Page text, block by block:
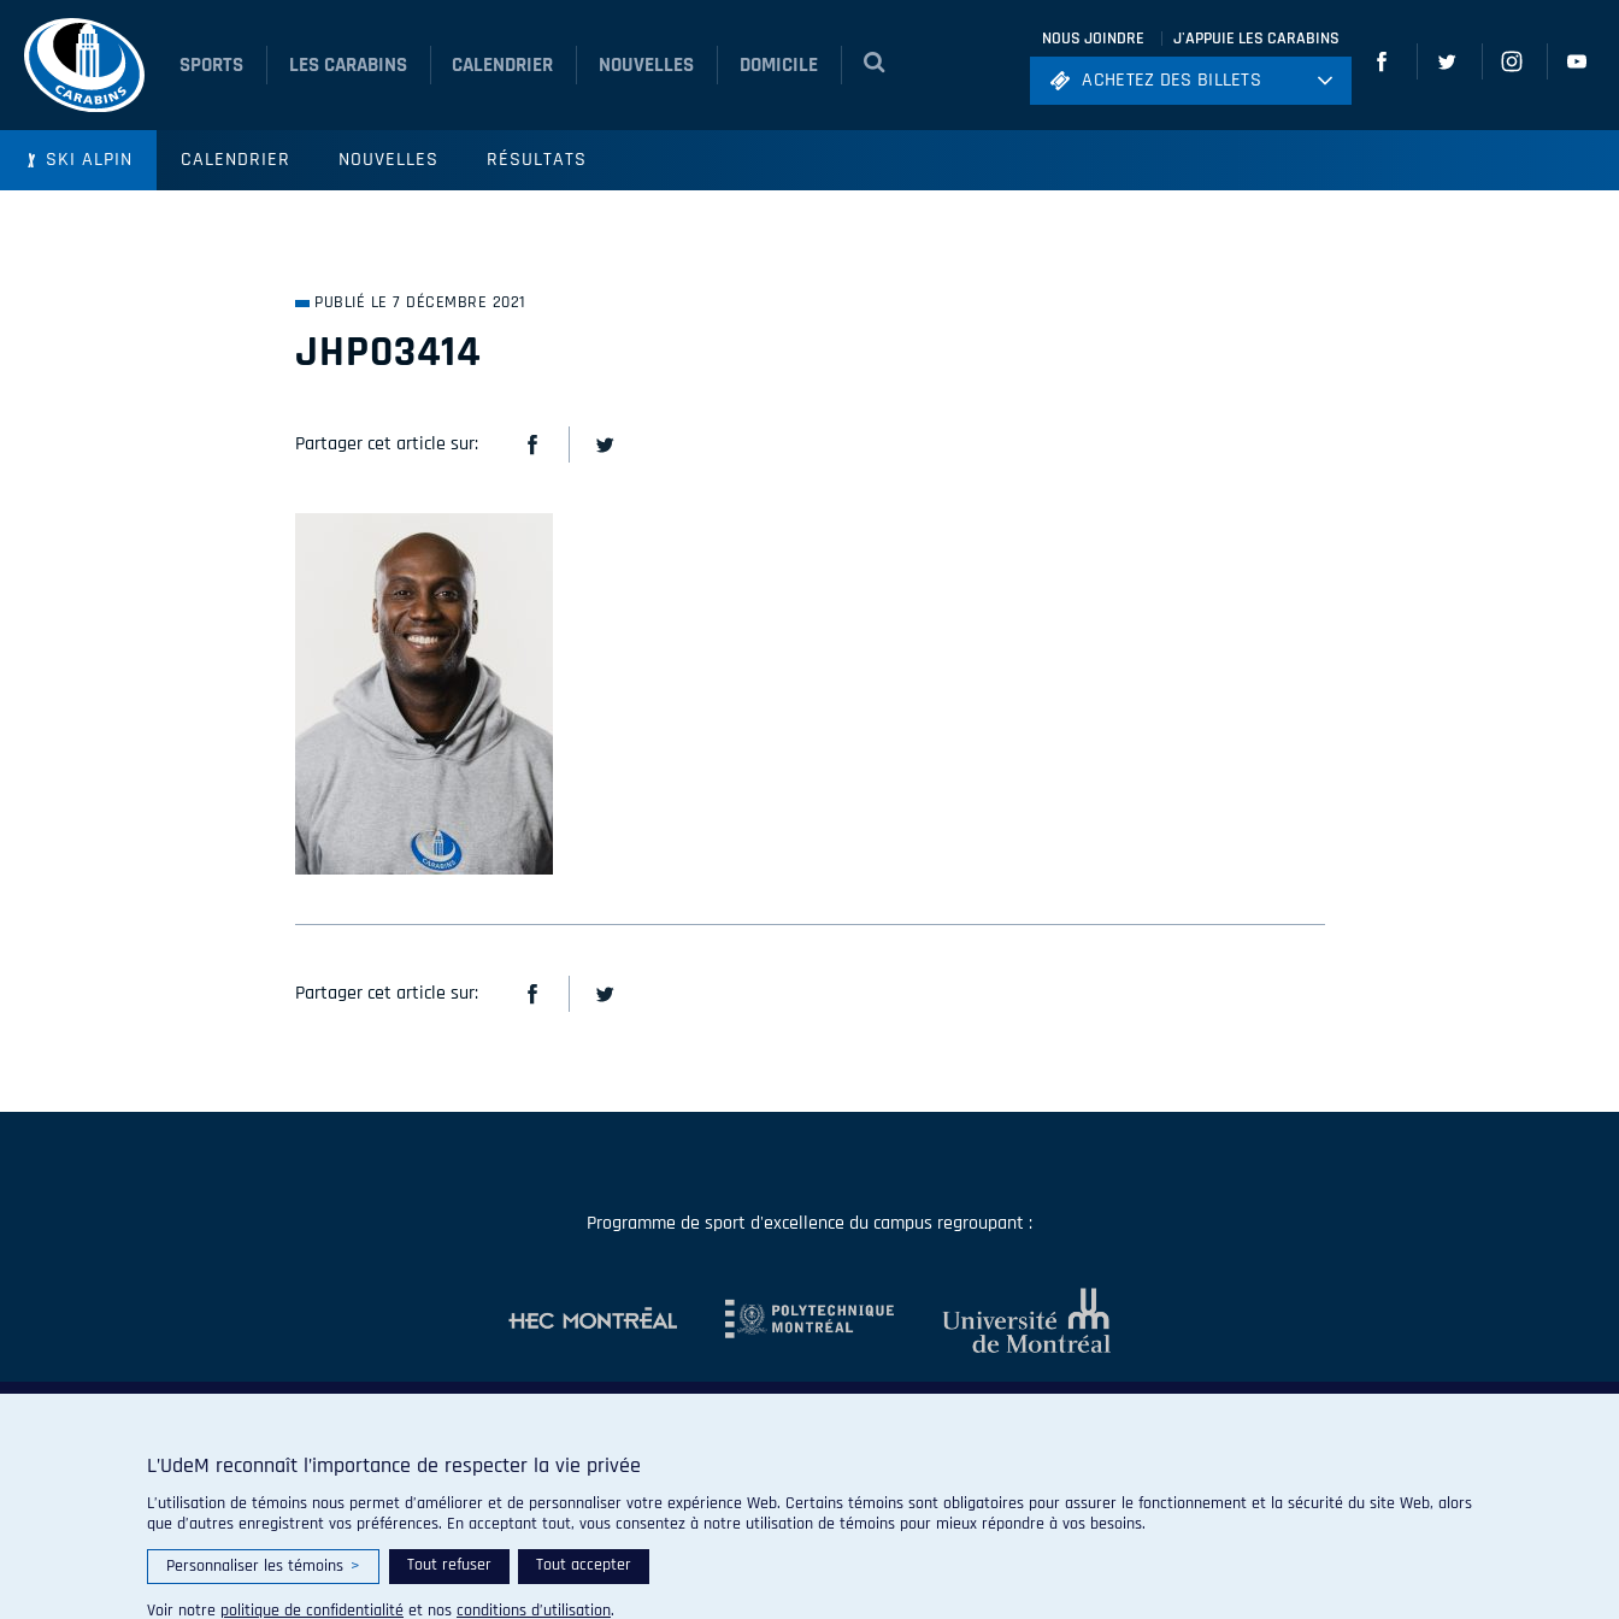
SPORTS LES CARABINS CALENDRIER NOUVELLES DOMICILE
NOUS JOINDRE J'APPUIE LES CARABINS
ACHETEZ DES BILLETS
ACHETEZ DES BILLETS
SKI ALPIN CALENDRIER NOUVELLES RÉSULTATS
PUBLIÉ LE 7 DÉCEMBRE 2021
JHP03414
Partager cet article sur:
Partager cet article sur:
Programme de sport d'excellence du campus regroupant :
© 2026 Carabins de l'Université de Montréal. Tous droits réservés.
L’UdeM reconnaît l’importance de respecter la vie privée
L’utilisation de témoins nous permet d’améliorer et de personnaliser votre expérience Web. Certains témoins sont obligatoires pour assurer le fonctionnement et la sécurité du site Web, alors
que d’autres enregistrent vos préférences. En acceptant tout, vous consentez à notre utilisation de témoins pour mieux répondre à vos besoins.
Personnaliser les témoins > Tout refuser Tout accepter
Voir notre politique de confidentialité et nos conditions d’utilisation.